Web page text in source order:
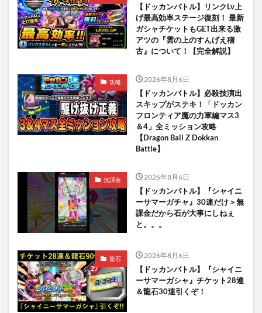
【ドッカンバトル】リンクLv上
げ最高効率ステージ復刻！ 最新
ガシャチケットもGET出来る激
アツの『雲の上のすんげえ稽
古』について！【完全解説】
攻略 2026年8月6日
【ドッカンバトル】必殺技演出
スキップがステキ！「ドッカン
フロンティア魔の力軍編マス3
＆4」全ミッション攻略
【Dragon Ball Z Dokkan
Battle】
無課金 2026年8月6日
【ドッカンバトル】『シャイニ
ーサマーガチャ』30連だけ＞無
課金だから石が大事にしねぇ
と。。。
龍石 2026年8月6日
【ドッカンバトル】『シャイニ
ーサマーガシャ』チケット28連
＆龍石30連引くぞ！